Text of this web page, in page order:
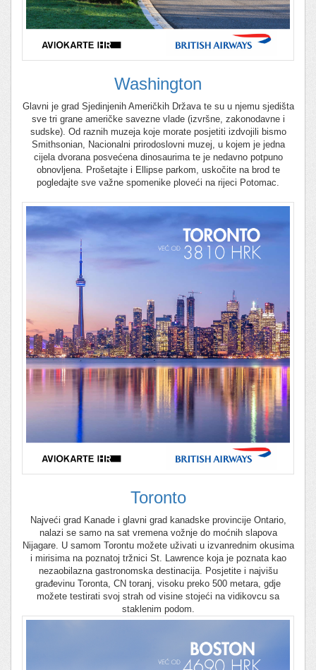
Washington
Glavni je grad Sjedinjenih Američkih Država te su u njemu sjedišta
sve tri grane američke savezne vlade (izvršne, zakonodavne i
sudske). Od raznih muzeja koje morate posjetiti izdvojili bismo
Smithsonian, Nacionalni prirodoslovni muzej, u kojem je jedna
cijela dvorana posvećena dinosaurima te je nedavno potpuno
obnovljena. Prošetajte i Ellipse parkom, uskočite na brod te
pogledajte sve važne spomenike ploveći na rijeci Potomac.
Toronto
Najveći grad Kanade i glavni grad kanadske provincije Ontario,
nalazi se samo na sat vremena vožnje do moćnih slapova
Nijagare. U samom Torontu možete uživati u izvanrednim okusima
i mirisima na poznatoj tržnici St. Lawrence koja je poznata kao
nezaobilazna gastronomska destinacija. Posjetite i najvišu
građevinu Toronta, CN toranj, visoku preko 500 metara, gdje
možete testirati svoj strah od visine stojeći na vidikovcu sa
staklenim podom.